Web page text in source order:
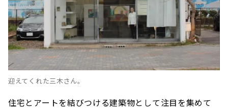
迎えてくれた三木さん。
住宅とアートを結びつける建築物として注目を集めて